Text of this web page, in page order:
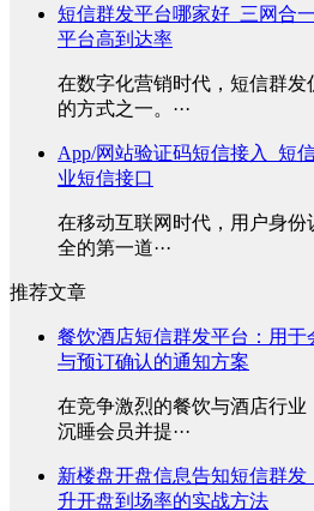
短信群发平台哪家好_三网合
平台高到达率
在数字化营销时代，短信群
的方式之一。···
App/网站验证码短信接入_短
业短信接口
在移动互联网时代，用户身
全的第一道···
推荐文章
餐饮酒店短信群发平台：用
与预订确认的通知方案
在竞争激烈的餐饮与酒店行
沉睡会员并提···
新楼盘开盘信息告知短信群
升开盘到场率的实战方法